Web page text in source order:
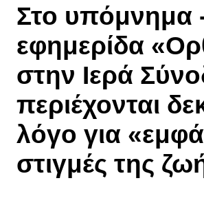
Στο υπόμνημα
εφημερίδα
στην Ιερά
περιέχονται
λόγο για
στιγμές της